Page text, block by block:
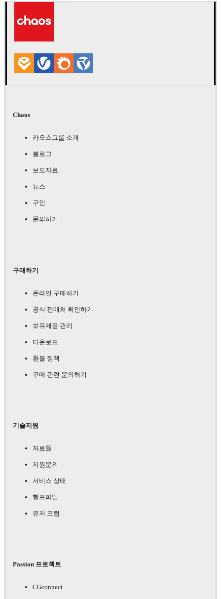
Chaos
카오스그룹 소개
블로그
보도자료
뉴스
구인
문의하기
구매하기
온라인 구매하기
공식 판매처 확인하기
보유제품 관리
다운로드
환불 정책
구매 관련 문의하기
기술지원
자료들
지원문의
서비스 상태
헬프파일
유저 포럼
Passion 프로젝트
CGconnect